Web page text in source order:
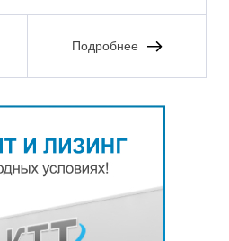
Подробнее